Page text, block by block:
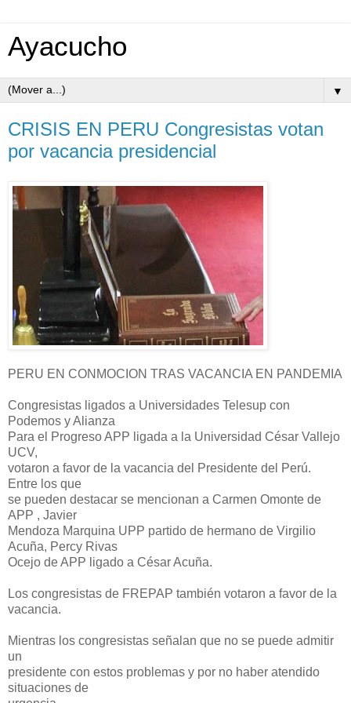
Ayacucho
▼
CRISIS EN PERU Congresistas votan
por vacancia presidencial
PERU EN CONMOCION TRAS VACANCIA EN PANDEMIA
Congresistas ligados a Universidades Telesup con
Podemos y Alianza
Para el Progreso APP ligada a la Universidad César Vallejo
UCV,
votaron a favor de la vacancia del Presidente del Perú.
Entre los que
se pueden destacar se mencionan a Carmen Omonte de
APP , Javier
Mendoza Marquina UPP partido de hermano de Virgilio
Acuña, Percy Rivas
Ocejo de APP ligado a César Acuña.
Los congresistas de FREPAP también votaron a favor de la
vacancia.
Mientras los congresistas señalan que no se puede admitir
un
presidente con estos problemas y por no haber atendido
situaciones de